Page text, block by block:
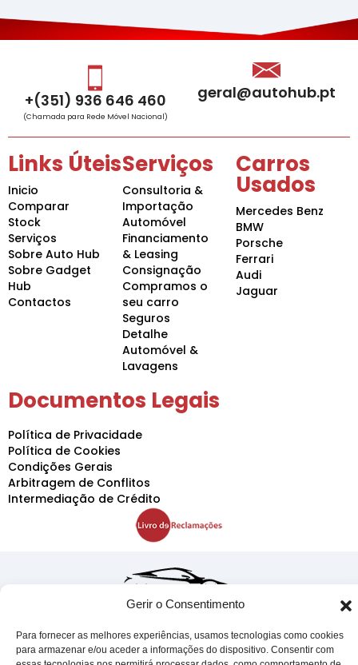
Gerir o Consentimento
Para fornecer as melhores experiências, usamos tecnologias como cookies
para armazenar e/ou aceder a informações do dispositivo. Consentir com
+(351) 936 646 460
(Chamada para Rede Móvel Nacional)
geral@autohub.pt
Links Úteis
Inicio
Comparar
Stock
Serviços
Sobre Auto Hub
Sobre Gadget
Hub
Contactos
Serviços
Consultoria &
Importação
Automóvel
Financiamento
& Leasing
Consignação
Compramos o
seu carro
Seguros
Detalhe
Automóvel &
Lavagens
Carros
Usados
Mercedes Benz
BMW
Porsche
Ferrari
Audi
Jaguar
Documentos Legais
Política de Privacidade
Política de Cookies
Condições Gerais
Arbitragem de Conflitos
Intermediação de Crédito
Projeto Acelerar 2030, desenvolvido pela Condensado